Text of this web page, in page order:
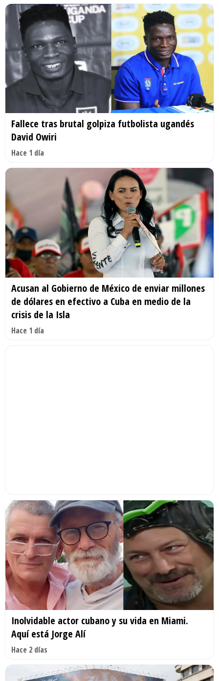
Fallece tras brutal golpiza futbolista ugandés
David Owiri
Hace 1 día
Acusan al Gobierno de México de enviar millones
de dólares en efectivo a Cuba en medio de la
crisis de la Isla
Hace 1 día
Inolvidable actor cubano y su vida en Miami.
Aquí está Jorge Alí
Hace 2 días